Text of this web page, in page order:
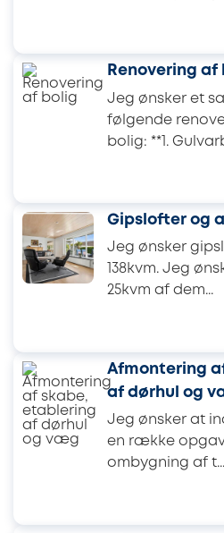
Renovering af
Jeg ønsker et
følgende
bolig: **1.
Gipslofter og
Jeg ønsker
138kvm. Jeg
25kvm af dem...
Afmontering
af dørhul og
Jeg ønsker at
en række
ombygning af t...